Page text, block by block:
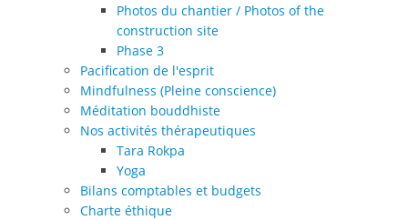
Photos du chantier / Photos of the
construction site
Phase 3
Pacification de l'esprit
Mindfulness (Pleine conscience)
Méditation bouddhiste
Nos activités thérapeutiques
Tara Rokpa
Yoga
Bilans comptables et budgets
Charte éthique